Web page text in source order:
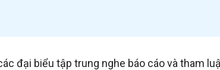
đại biểu tập trung nghe báo cáo và tham